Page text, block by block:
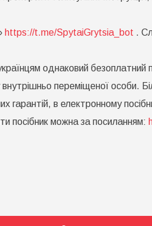
https://t.me/SpytaiGrytsia_bot .
однаковий безоплатний
переміщеної особи.
в електронному
посібник можна за посиланням: